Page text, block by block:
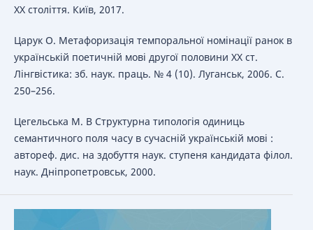
ХХ століття. Київ, 2017.
Царук О. Метафоризація темпоральної номінації ранок в
українській поетичній мові другої половини ХХ ст.
Лінгвістика: зб. наук. праць. № 4 (10). Луганськ, 2006. С.
250–256.
Цегельська М. В Структурна типологія одиниць
семантичного поля часу в сучасній українській мові :
автореф. дис. на здобуття наук. ступеня кандидата філол.
наук. Дніпропетровськ, 2000.